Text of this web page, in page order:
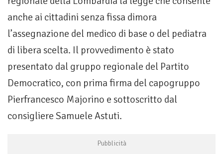
anche ai cittadini senza fissa dimora
l’assegnazione del medico di base o del pediatra
di libera scelta. Il provvedimento è stato
presentato dal gruppo regionale del Partito
Democratico, con prima firma del capogruppo
Pierfrancesco Majorino e sottoscritto dal
consigliere Samuele Astuti.